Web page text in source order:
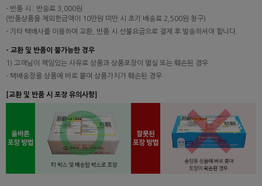
- 반품 시 : 반송료 3,000원
(반품상품을 제외한금액이 10만원 미만 시 초기 배송료 2,500원 청구)
- 기타 택배사를 이용하여 교환, 반품 시 선불요금으로 결제 후 발송하셔야 합니다.
- 교환 및 반품이 불가능한 경우
1) 고객님이 책임있는 사유로 상품과 상품포장이 멸실 또는 훼손된 경우
- 택배송장을 상품에 바로 붙여 상품가치가 훼손된 경우
[교환 및 반품 시 포장 유의사항]